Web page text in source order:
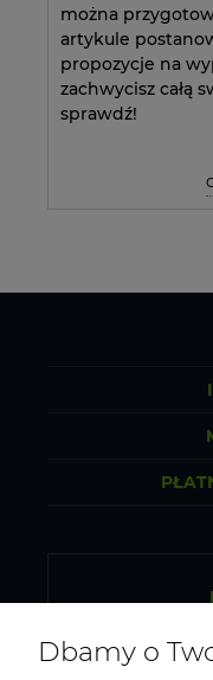
można
artykule
propozycje na
zachwycisz całą
sprawdź!
Sklep
Dbamy o